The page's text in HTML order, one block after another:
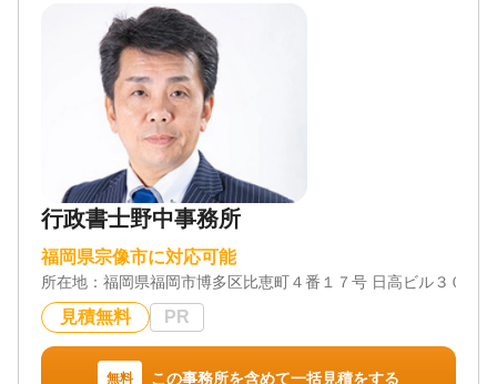
対応地域
福岡市（全区）、春日市、大野城市、太宰府市、筑
紫野市、那珂川市、糟屋郡（全町）、古賀市、久留
米市、等
対応業務
遺言書 / 遺産分割 / 相続財産調査 / 相続手続き / 銀行
手続き / 戸籍収集 / 相続人調査
対応体制
電話相談可 / 訪問可 / 土日相談可 / 初回相談無料 / 18
時以降相談可 / 事務所面談可
行政書士野中事務所
福岡県宗像市に対応可能
所在地： 福岡県福岡市博多区比恵町４番１７号 日高ビル３０２号
見積無料 PR
無料 この事務所を含めて一括見積をする